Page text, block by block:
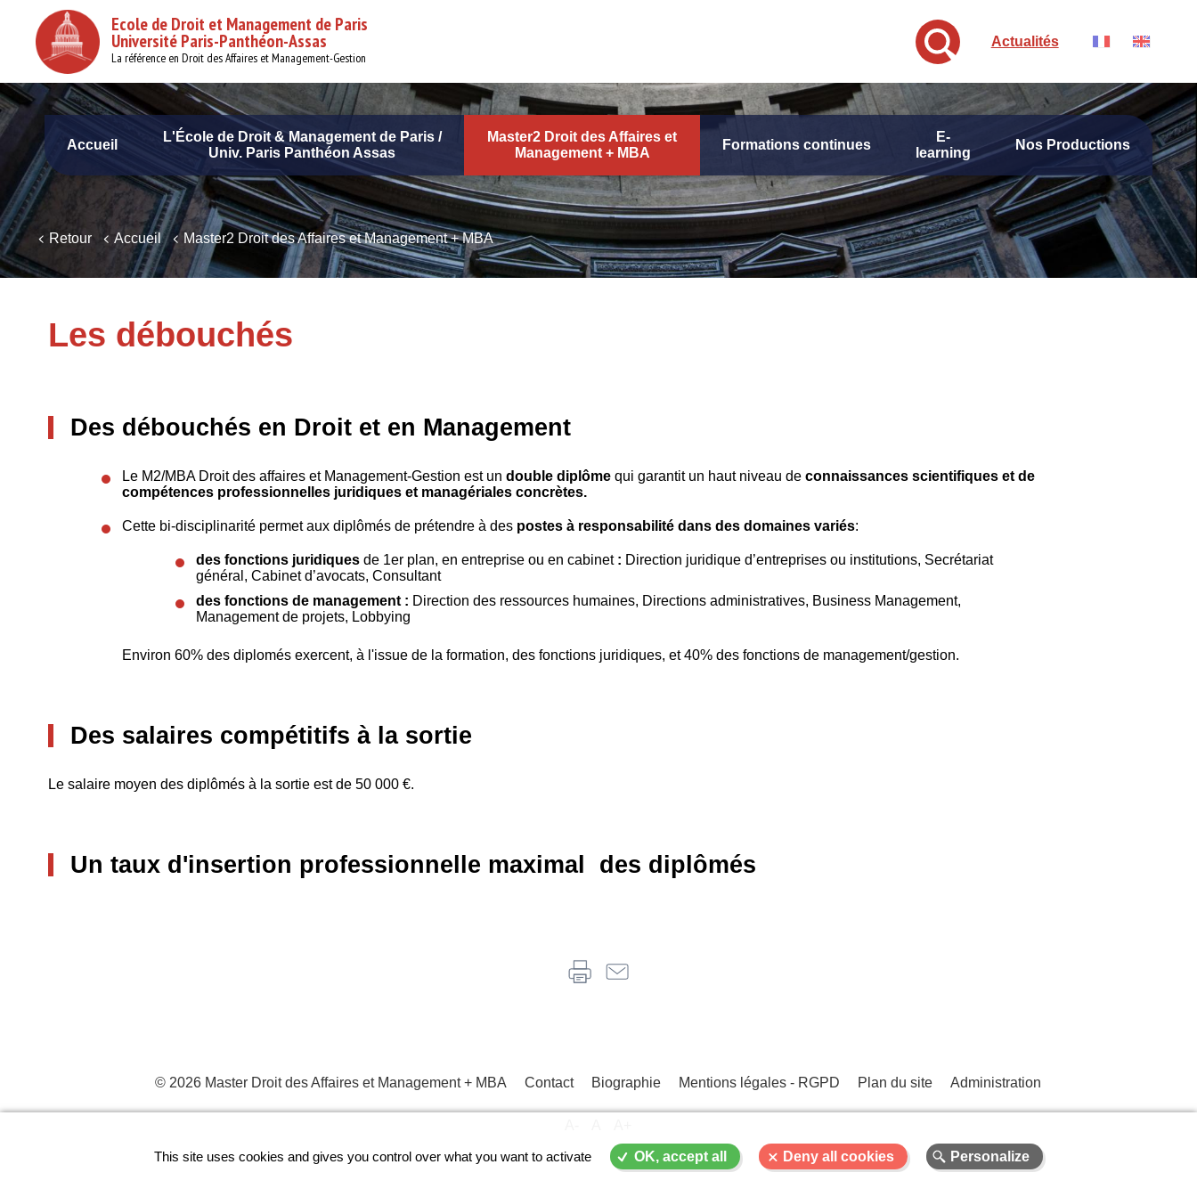
contenu
principal
Ecole de Droit et Management de Paris
Université Paris-Panthéon-Assas
La référence en Droit des Affaires et Management-Gestion
Actualités
Navigation
principale
Accueil
L'École de Droit & Management de Paris /
Univ. Paris Panthéon Assas
Master2 Droit des Affaires et
Management + MBA
Formations continues
E-
learning
Nos Productions
Retour Accueil Master2 Droit des Affaires et Management + MBA
Les débouchés
Des débouchés en Droit et en Management
Le M2/MBA Droit des affaires et Management-Gestion est un double diplômequi garantit un haut niveau de connaissances scientifiques et de
compétences professionnelles juridiques et managériales concrètes.
Cette bi-disciplinarité permet aux diplômés de prétendre à despostes à responsabilité dans des domaines variés:
des fonctions juridiques de 1er plan, en entreprise ou en cabinet: Direction juridique d’entreprises ou institutions, Secrétariat
général, Cabinet d’avocats, Consultant
des fonctions de management : Direction des ressources humaines, Directions administratives, Business Management,
Management de projets, Lobbying
Environ 60% des diplomés exercent, à l'issue de la formation, des fonctions juridiques, et 40% des fonctions de management/gestion.
Des salaires compétitifs à la sortie
Le salaire moyen des diplômés à la sortie est de 50 000 €.
Un taux d'insertion professionnelle maximal des diplômés
© 2026 Master Droit des Affaires et Management + MBA
Pied
Contact Biographie Mentions légales - RGPD Plan du site Administration
This site uses cookies and gives you control over what you want to activate OK, accept all Deny all cookies Personalize